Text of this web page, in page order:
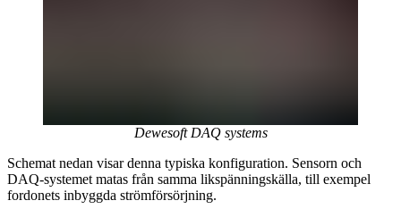
Dewesoft DAQ systems
Schemat nedan visar denna typiska konfiguration. Sensorn och
DAQ-systemet matas från samma likspänningskälla, till exempel
fordonets inbyggda strömförsörjning.